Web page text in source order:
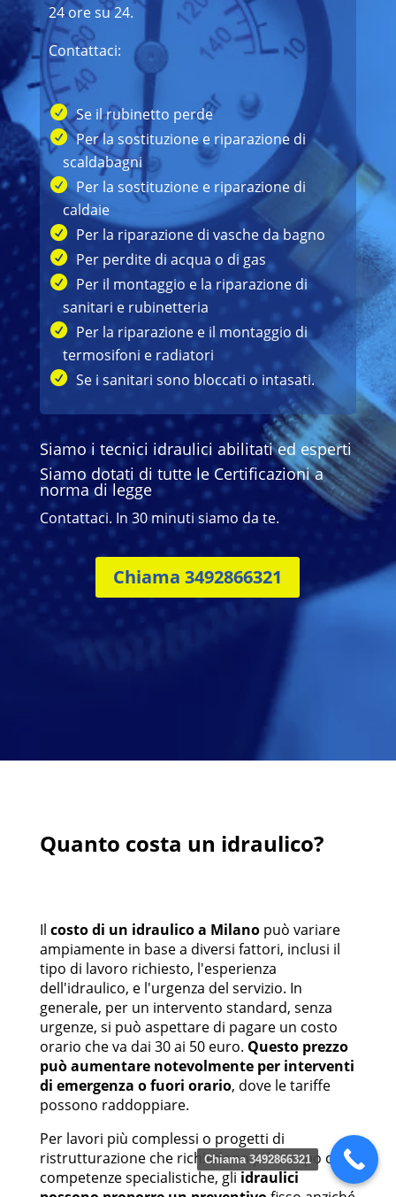
24 ore su 24.
Contattaci:
Se il rubinetto perde
Per la sostituzione e riparazione di
scaldabagni
Per la sostituzione e riparazione di
caldaie
Per la riparazione di vasche da bagno
Per perdite di acqua o di gas
Per il montaggio e la riparazione di
sanitari e rubinetteria
Per la riparazione e il montaggio di
termosifoni e radiatori
Se i sanitari sono bloccati o intasati.
Siamo i tecnici idraulici abilitati ed esperti
Siamo dotati di tutte le Certificazioni a
norma di legge
Contattaci. In 30 minuti siamo da te.
Chiama 3492866321
Quanto costa un idraulico?
Il costo di un idraulico a Milanopuò variare
ampiamente in base a diversi fattori, inclusi il
tipo di lavoro richiesto, l'esperienza
dell'idraulico, e l'urgenza del servizio. In
generale, per un intervento standard, senza
urgenze, si può aspettare di pagare un costo
orario che va dai 30 ai 50 euro. Questo prezzo
può aumentare notevolmente per interventi
di emergenza o fuori orario, dove le tariffe
possono raddoppiare.
Per lavori più complessi o progetti di
ristrutturazione che richiedono più tempo o
competenze specialistiche, gliidraulici
Chiama 3492866321